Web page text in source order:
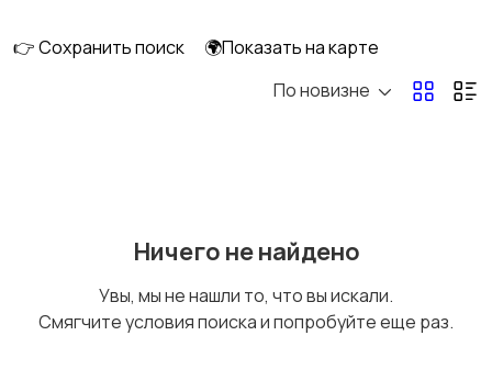
Домашняя одежда
👉 Сохранить поиск
🌍Показать на карте
По новизне
Ничего не найдено
Увы, мы не нашли то, что вы искали.
Смягчите условия поиска и попробуйте еще раз.